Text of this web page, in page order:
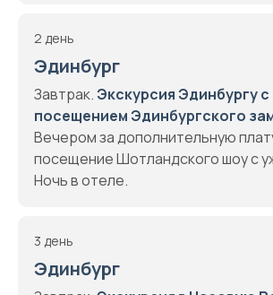
2 день
Эдинбург
Завтрак.Экскурсия Эдинбургу с
посещением Эдинбургского
Вечером за дополнительную
посещение Шотландского шоу с
Ночь в отеле.
3 день
Эдинбург